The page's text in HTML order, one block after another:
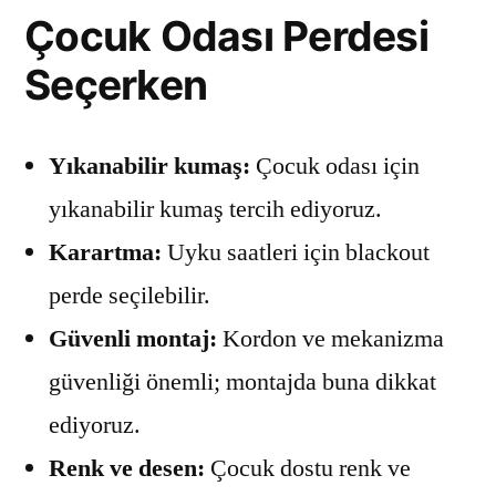
Çocuk Odası Perdesi
Seçerken
Yıkanabilir kumaş: Çocuk odası için
yıkanabilir kumaş tercih ediyoruz.
Karartma: Uyku saatleri için blackout
perde seçilebilir.
Güvenli montaj: Kordon ve mekanizma
güvenliği önemli; montajda buna dikkat
ediyoruz.
Renk ve desen: Çocuk dostu renk ve